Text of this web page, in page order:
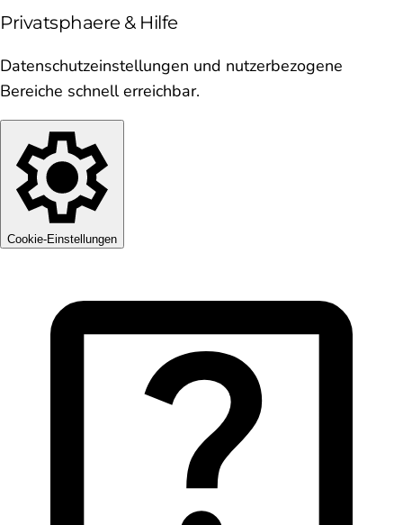
Privatsphaere & Hilfe
Datenschutzeinstellungen und nutzerbezogene
Bereiche schnell erreichbar.
Cookie-Einstellungen